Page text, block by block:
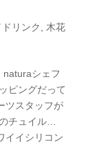
リンク
木花
naturaシェフ
ピングだって
ツスタッフが
チュイル…
イイシリコン